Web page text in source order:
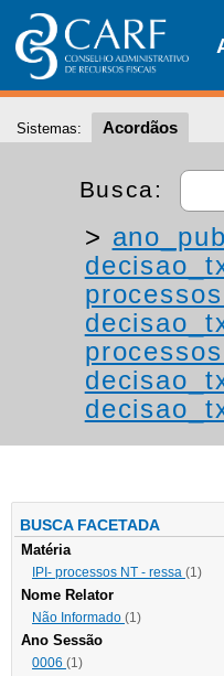
Sistemas: Acordãos
Busca:
>
BUSCA FACETADA
Matéria
IPI- processos NT - ressa (1)
Nome Relator
Não Informado (1)
Ano Sessão
0006 (1)